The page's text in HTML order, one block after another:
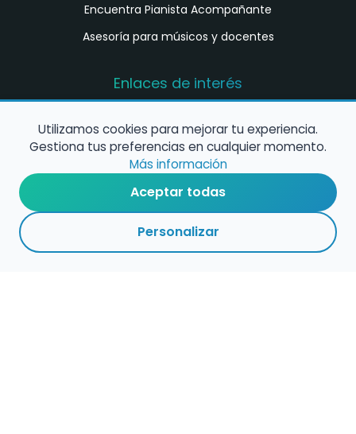
Encuentra Pianista Acompañante
Asesoría para músicos y docentes
Enlaces de interés
música en España
Configura alertas de empleo
Contacta con nosotros
Utilizamos cookies para mejorar tu experiencia.
Gestiona tus preferencias en cualquier momento.
Más información
Aceptar todas
Personalizar